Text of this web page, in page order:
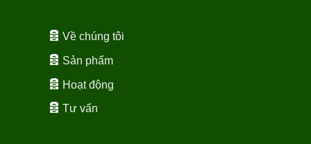
Về chúng tôi
Sản phẩm
Hoạt động
Tư vấn